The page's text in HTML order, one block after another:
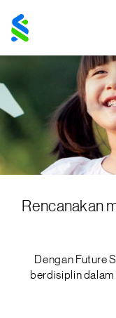
Chartered
Rencanakan
Dengan Future
berdisiplin